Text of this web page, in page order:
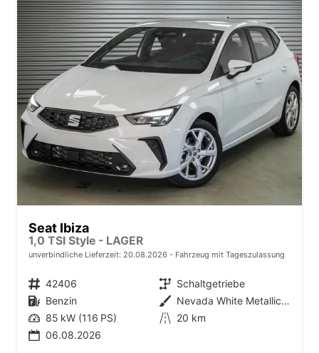
Seat Ibiza
1,0 TSI Style - LAGER
unverbindliche Lieferzeit: 20.08.2026 Fahrzeug mit Tageszulassung
Fahrzeugnr. 42406 Getriebe Schaltgetriebe
Kraftstoff Benzin Außenfarbe
Nevada White Metallic (2Y)
Leistung 85 kW (116 PS) Kilometerstand 20 km
06.08.2026